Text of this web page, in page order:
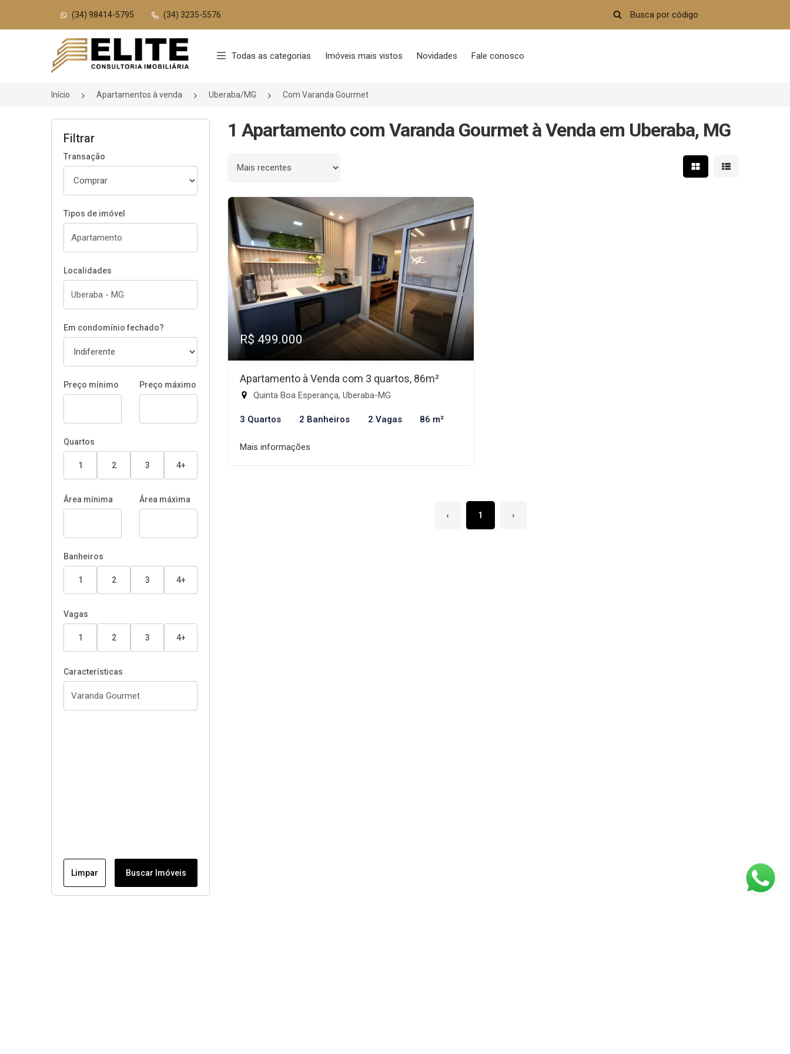
(34) 98414-5795 (34) 3235-5576
Página inicial
Todas as categorias Imóveis mais vistos Novidades Fale conosco
Início Apartamentos à venda Uberaba/MG Com Varanda Gourmet
Filtrar
Transação
Tipos de imóvel
Localidades
Em condomínio fechado?
Preço mínimo Preço máximo
Quartos
1 2 3 4+
Área mínima Área máxima
Banheiros
1 2 3 4+
Vagas
1 2 3 4+
Características
Limpar Buscar Imóveis
1 Apartamento com Varanda Gourmet à Venda em Uberaba, MG
Ordenar por Mostrar resultados em
Mostrar
R$ 499.000
Apartamento à Venda com 3 quartos, 86m²
Quinta Boa Esperança, Uberaba-MG
3 Quartos 2 Banheiros 2 Vagas 86 m²
Mais informações
‹ 1 ›